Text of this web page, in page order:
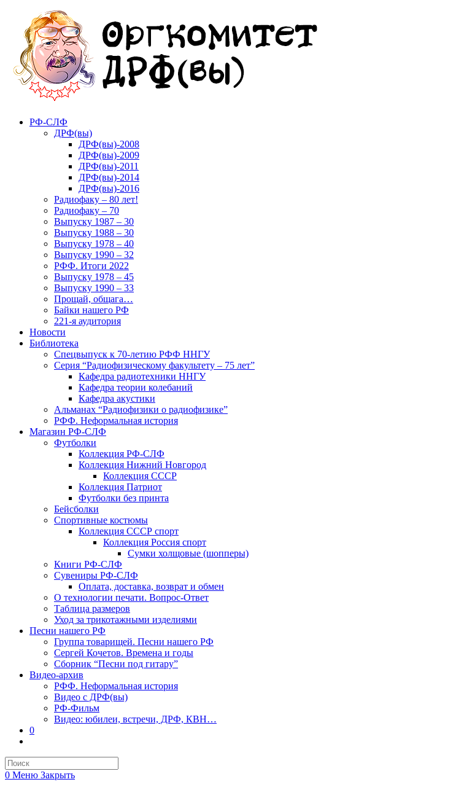
содержимому
РФ-СЛФ
ДРФ(вы)
ДРФ(вы)-2008
ДРФ(вы)-2009
ДРФ(вы)-2011
ДРФ(вы)-2014
ДРФ(вы)-2016
Радиофаку – 80 лет!
Радиофаку – 70
Выпуску 1987 – 30
Выпуску 1988 – 30
Выпуску 1978 – 40
Выпуску 1990 – 32
РФФ. Итоги 2022
Выпуску 1978 – 45
Выпуску 1990 – 33
Прощай, общага…
Байки нашего РФ
221-я аудитория
Новости
Библиотека
Спецвыпуск к 70-летию РФФ ННГУ
Серия “Радиофизическому факультету – 75 лет”
Кафедра радиотехники ННГУ
Кафедра теории колебаний
Кафедра акустики
Альманах “Радиофизики о радиофизике”
РФФ. Неформальная история
Магазин РФ-СЛФ
Футболки
Коллекция РФ-СЛФ
Коллекция Нижний Новгород
Коллекция СССР
Коллекция Патриот
Футболки без принта
Бейсболки
Спортивные костюмы
Коллекция СССР спорт
Коллекция Россия спорт
Сумки холщовые (шопперы)
Книги РФ-СЛФ
Сувениры РФ-СЛФ
Оплата, доставка, возврат и обмен
О технологии печати. Вопрос-Ответ
Таблица размеров
Уход за трикотажными изделиями
Песни нашего РФ
Группа товарищей. Песни нашего РФ
Сергей Кочетов. Времена и годы
Сборник “Песни под гитару”
Видео-архив
РФФ. Неформальная история
Видео с ДРФ(вы)
РФ-Фильм
Видео: юбилеи, встречи, ДРФ, КВН…
0
по
веб-
0 Меню Закрыть